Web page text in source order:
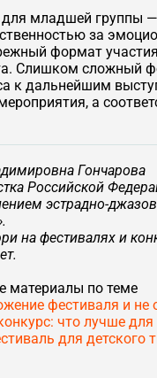
младшей группы
за
формат
Слишком сложный
к дальнейшим
а
Гончарова
Российской
на фестивалях и
материалы по теме
фестиваля и не
что лучше
для детского